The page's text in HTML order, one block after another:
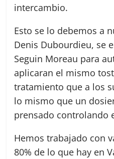
intercambio.
Esto se lo debemos a
Denis Dubourdieu, se
Seguin Moreau para
aplicaran el mismo
tratamiento que a los
lo mismo que un
prensado controlando
Hemos trabajado con
80% de lo que hay en